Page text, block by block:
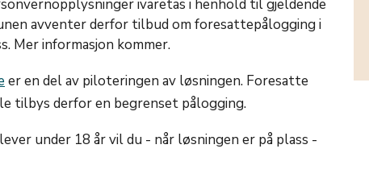
ivaretas i henhold til gjeldende
avventer derfor tilbud om foresattepålogging i
Mer informasjon kommer.
er en del av piloteringen av løsningen. Foresatte
tilbys derfor en begrenset pålogging.
under 18 år vil du - når løsningen er på plass -